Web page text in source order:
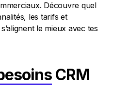
Découvre quel
les tarifs et
le mieux avec tes
CRM